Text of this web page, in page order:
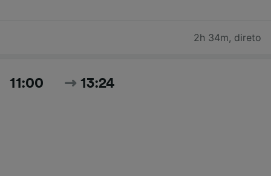
2h 34m, direto
11:00 13:24